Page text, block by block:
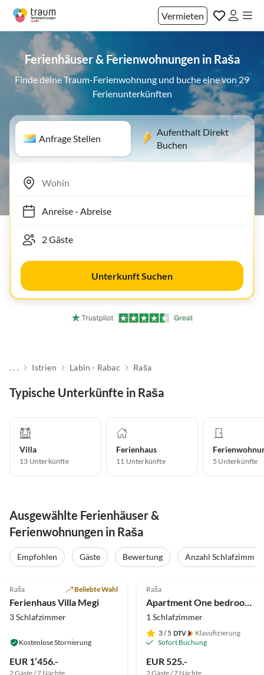
Vermieten
Ferienhäuser & Ferienwohnungen in Raša
Finde deine Traum-Ferienwohnung und buche eine von 29
Ferienunterkünften
Anfrage Stellen
Aufenthalt Direkt
Buchen
Anreise- Abreise
Unterkunft Suchen
. . . Istrien Labin - Rabac Raša
Typische Unterkünfte in Raša
Villa
13 Unterkünfte
Ferienhaus
11 Unterkünfte 5 Unterkünfte
Ausgewählte Ferienhäuser &
Ferienwohnungen in Raša
Empfohlen Gäste Bewertung Anzahl Schlafzimmer
Raša Beliebte Wahl
Ferienhaus Villa Megi
3 Schlafzimmer
Kostenlose Stornierung
EUR 1’456.-
2 Gäste / 7 Nächte
Raša
Apartment One bedroom apartment with terrace Vinež, Labin A-11851-a
1 Schlafzimmer
3/ 5
Klassifizierung
Sofort Buchung
EUR 525.-
2 Gäste / 7 Nächte